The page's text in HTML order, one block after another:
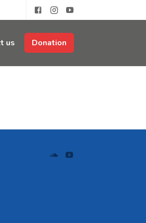
us Donation